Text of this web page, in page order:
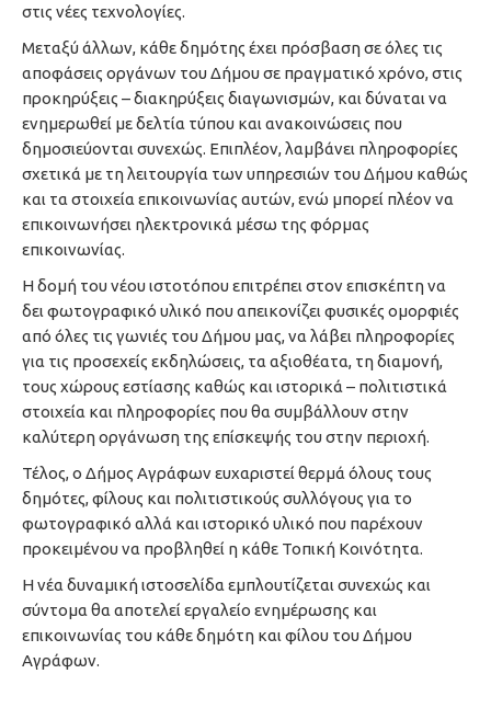
στις νέες τεχνολογίες.
Μεταξύ άλλων, κάθε δημότης έχει πρόσβαση σε όλες τις
αποφάσεις οργάνων του Δήμου σε πραγματικό χρόνο, στις
προκηρύξεις – διακηρύξεις διαγωνισμών, και δύναται να
ενημερωθεί με δελτία τύπου και ανακοινώσεις που
δημοσιεύονται συνεχώς. Επιπλέον, λαμβάνει πληροφορίες
σχετικά με τη λειτουργία των υπηρεσιών του Δήμου καθώς
και τα στοιχεία επικοινωνίας αυτών, ενώ μπορεί πλέον να
επικοινωνήσει ηλεκτρονικά μέσω της φόρμας
επικοινωνίας.
Η δομή του νέου ιστοτόπου επιτρέπει στον επισκέπτη να
δει φωτογραφικό υλικό που απεικονίζει φυσικές ομορφιές
από όλες τις γωνιές του Δήμου μας, να λάβει πληροφορίες
για τις προσεχείς εκδηλώσεις, τα αξιοθέατα, τη διαμονή,
τους χώρους εστίασης καθώς και ιστορικά – πολιτιστικά
στοιχεία και πληροφορίες που θα συμβάλλουν στην
καλύτερη οργάνωση της επίσκεψής του στην περιοχή.
Τέλος, ο Δήμος Αγράφων ευχαριστεί θερμά όλους τους
δημότες, φίλους και πολιτιστικούς συλλόγους για το
φωτογραφικό αλλά και ιστορικό υλικό που παρέχουν
προκειμένου να προβληθεί η κάθε Τοπική Κοινότητα.
Η νέα δυναμική ιστοσελίδα εμπλουτίζεται συνεχώς και
σύντομα θα αποτελεί εργαλείο ενημέρωσης και
επικοινωνίας του κάθε δημότη και φίλου του Δήμου
Αγράφων.